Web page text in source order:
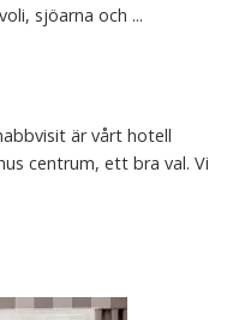
sjöarna och ...
är vårt hotell
centrum, ett bra val. Vi